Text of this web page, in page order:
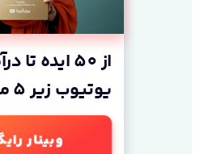
از 50 ایده
یوتیوب زیر 5 ماه
وبینار